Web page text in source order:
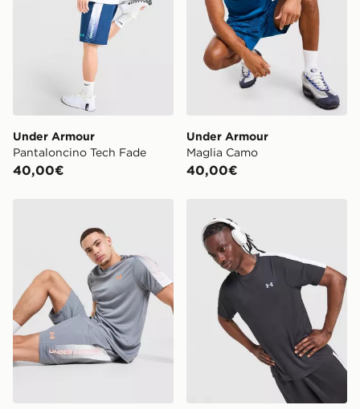
Under Armour
Pantaloncino Tech Fade
40,00€
Under Armour
Maglia Camo
40,00€